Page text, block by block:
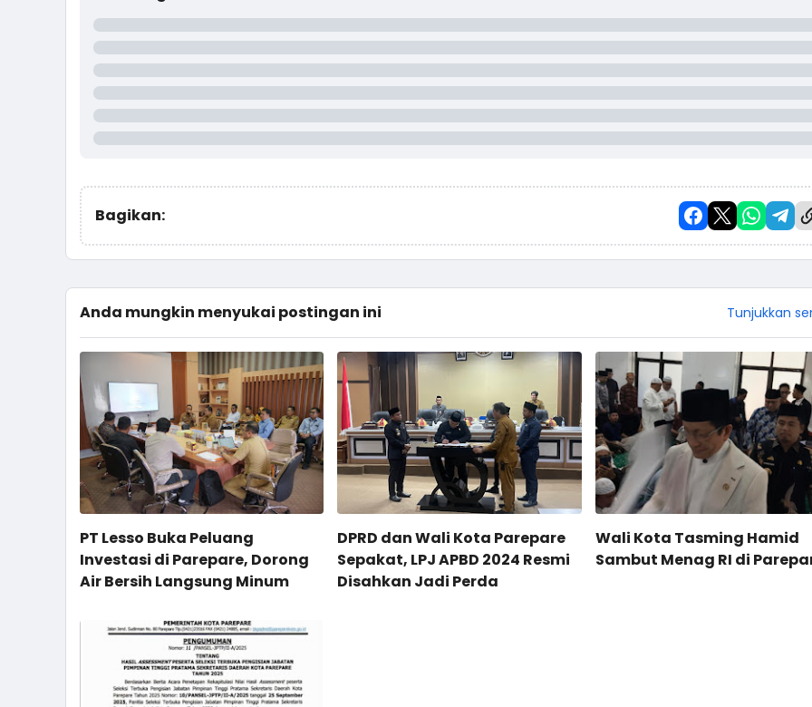
Bagikan:
Anda mungkin menyukai postingan ini Tunjukkan
PT Lesso Buka Peluang
Investasi di Parepare, Dorong
Air Bersih Langsung Minum
DPRD dan Wali Kota Parepare
Sepakat, LPJ APBD 2024 Resmi
Disahkan Jadi Perda
Wali Kota Tasming Hamid
Sambut Menag RI di